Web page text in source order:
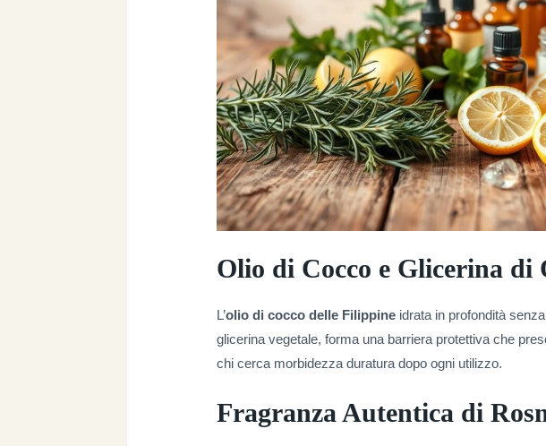
Olio di Cocco e Glicerina di
L’olio di cocco delle Filippine idrata in profondità
glicerina vegetale, forma una barriera protettiva che
chi cerca morbidezza duratura dopo ogni utilizzo.
Fragranza Autentica di